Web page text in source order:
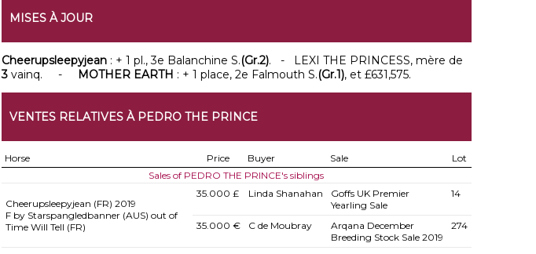
MISES À JOUR
Cheerupsleepyjean: + 1 pl., 3e Balanchine S.(Gr.2). - LEXI THE PRINCESS, mère de
3vainq. - MOTHER EARTH : + 1 place, 2e Falmouth S.(Gr.1), et £631,575.
VENTES RELATIVES À PEDRO THE PRINCE
Horse Price Buyer Sale
Lot
Sales of PEDRO THE PRINCE's siblings
Cheerupsleepyjean (FR) 2019
F by Starspangledbanner (AUS) out of
Time Will Tell (FR)
35.000 £ Linda Shanahan
Goffs UK Premier
Yearling Sale
14
35.000 € C de Moubray
Arqana December
Breeding Stock Sale 2019
274